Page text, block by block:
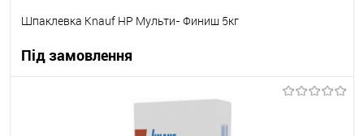
Шпаклевка Knauf НР Мульти- Финиш 5кг
Під замовлення
В корзину